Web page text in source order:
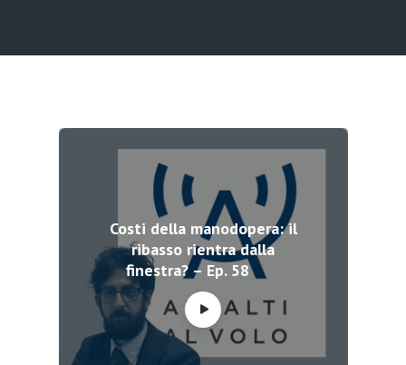
Costi della manodopera: il
ribasso rientra dalla
finestra? – Ep. 58